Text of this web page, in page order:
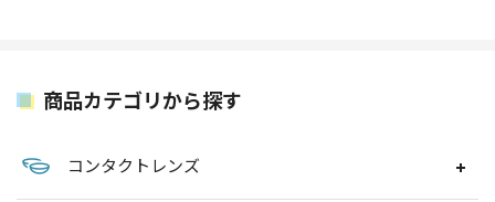
商品カテゴリから探す
コンタクトレンズ